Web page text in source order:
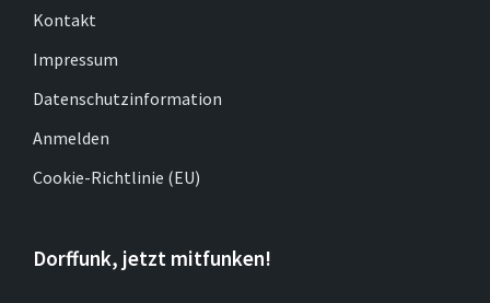
Kontakt
Impressum
Datenschutzinformation
Anmelden
Cookie-Richtlinie (EU)
Dorffunk, jetzt mitfunken!